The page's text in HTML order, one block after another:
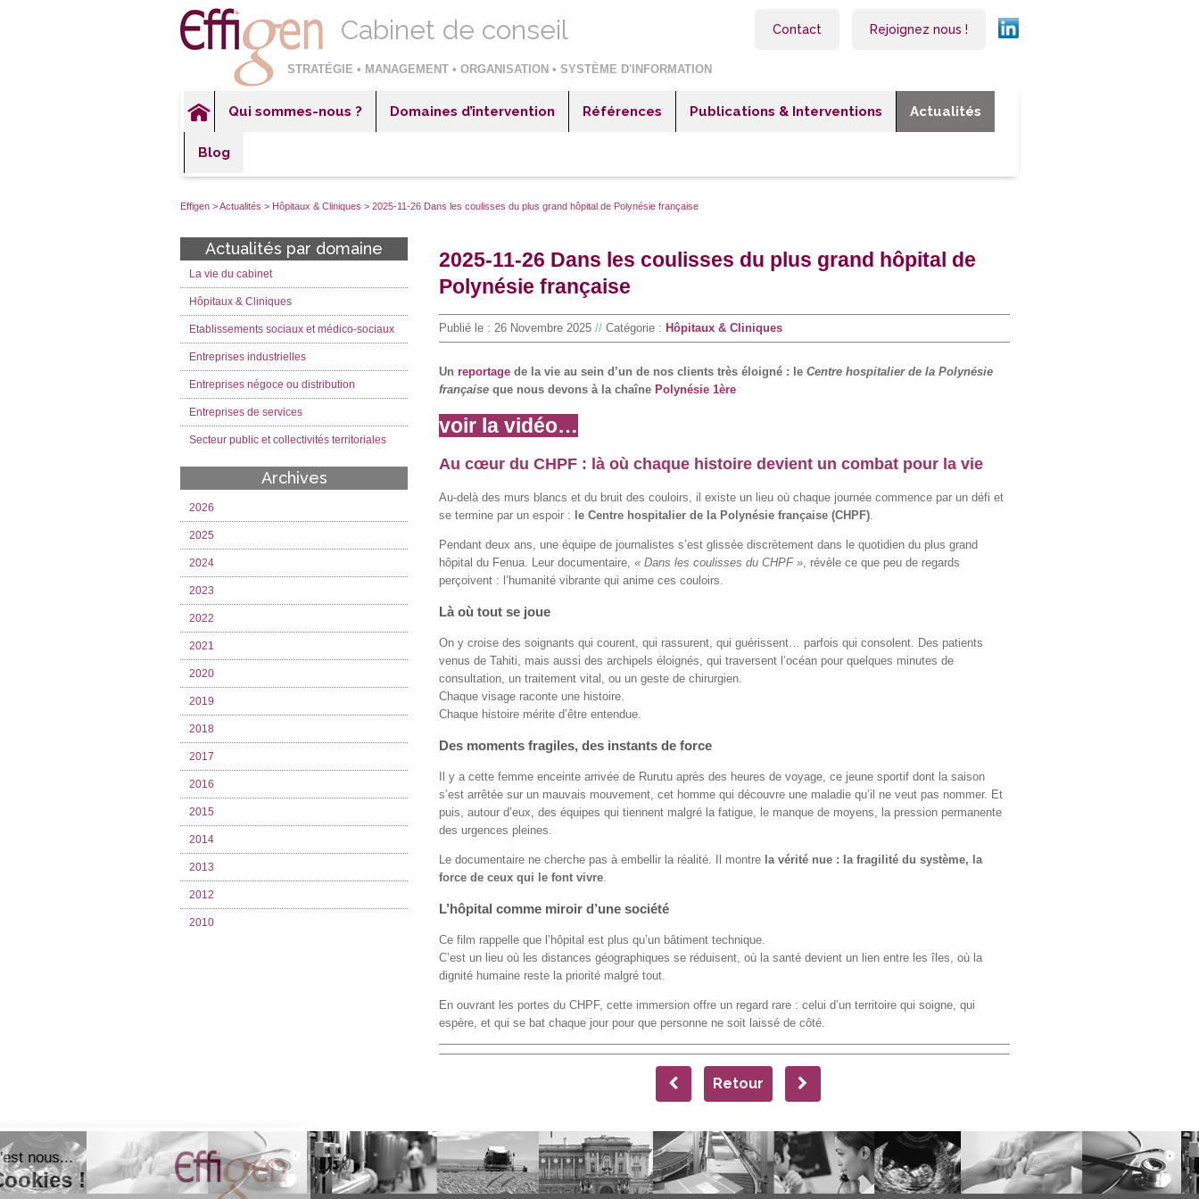
Contact Rejoignez nous !
Cabinet de conseil
STRATÉGIE • MANAGEMENT • ORGANISATION • SYSTÈME D'INFORMATION
Qui sommes-nous ? Domaines d’intervention
Entreprises industrielles
Entreprises de services
Secteur public et collectivités territoriales
Références
Entreprises industrielles
Entreprises de services
Secteur public et collectivités territoriales
Publications & Interventions Actualités
Blog
Effigen >Actualités > Hôpitaux & Cliniques > 2025-11-26 Dans les coulisses du plus grand hôpital de Polynésie française
2025-11-26 Dans les coulisses du plus grand hôpital de
Polynésie française
Publié le : 26 Novembre 2025 // Catégorie : Hôpitaux & Cliniques
Un reportage de la vie au sein d’un de nos clients très éloigné : le Centre hospitalier de la Polynésie
française que nous devons à la chaîne Polynésie 1ère
voir la vidéo…
Au cœur du CHPF : là où chaque histoire devient un combat pour la vie
Au-delà des murs blancs et du bruit des couloirs, il existe un lieu où chaque journée commence par un défi et
se termine par un espoir : le Centre hospitalier de la Polynésie française (CHPF)
Pendant deux ans, une équipe de journalistes s’est glissée discrètement dans le quotidien du plus grand
hôpital du Fenua. Leur documentaire, « Dans les coulisses du CHPF » , révèle ce que peu de regards
perçoivent : l’humanité vibrante qui anime ces couloirs.
Là où tout se joue
On y croise des soignants qui courent, qui rassurent, qui guérissent… parfois qui consolent. Des patients
venus de Tahiti, mais aussi des archipels éloignés, qui traversent l’océan pour quelques minutes de
consultation, un traitement vital, ou un geste de chirurgien.
Chaque visage raconte une histoire.
Chaque histoire mérite d’être entendue.
Des moments fragiles, des instants de force
Il y a cette femme enceinte arrivée de Rurutu après des heures de voyage, ce jeune sportif dont la saison
s’est arrêtée sur un mauvais mouvement, cet homme qui découvre une maladie qu’il ne veut pas nommer. Et
puis, autour d’eux, des équipes qui tiennent malgré la fatigue, le manque de moyens, la pression permanente
des urgences pleines.
Le documentaire ne cherche pas à embellir la réalité. Il montre la vérité nue : la fragilité du système, la
force de ceux qui le font vivre
L’hôpital comme miroir d’une société
Ce film rappelle que l’hôpital est plus qu’un bâtiment technique.
C’est un lieu où les distances géographiques se réduisent, où la santé devient un lien entre les îles, où la
dignité humaine reste la priorité malgré tout.
En ouvrant les portes du CHPF, cette immersion offre un regard rare : celui d’un territoire qui soigne, qui
espère, et qui se bat chaque jour pour que personne ne soit laissé de côté.
Retour
Actualités par domaine
La vie du cabinet
Hôpitaux & Cliniques
Etablissements sociaux et médico-sociaux
Entreprises industrielles
Entreprises négoce ou distribution
Entreprises de services
Secteur public et collectivités territoriales
Archives
2026
2025
2024
2023
2022
2021
2020
2019
2018
2017
2016
2015
2014
2013
2012
2010